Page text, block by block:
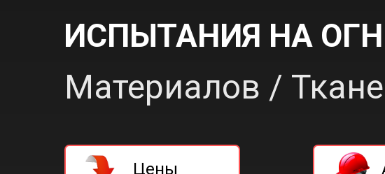
Цены
ИСПЫТАНИЯ НА
Материалов /